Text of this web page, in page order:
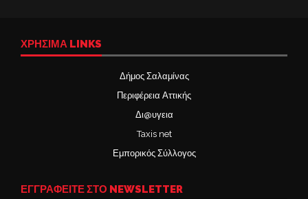
ΧΡΉΣΙΜΑ LINKS
Δήμος Σαλαμίνας
Περιφέρεια Αττικής
Δι@υγεια
Taxis net
Εμπορικός Σύλλογος
ΕΓΓΡΑΦΕΙΤΕ ΣΤΟ NEWSLETTER